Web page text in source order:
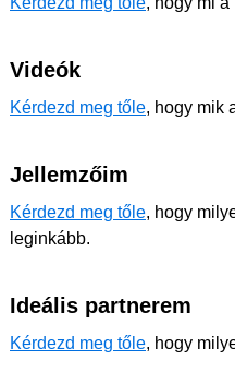
Videók
Kérdezd meg tőle, hogy mik
Jellemzőim
Kérdezd meg tőle, hogy
leginkább.
Ideális partnerem
Kérdezd meg tőle, hogy